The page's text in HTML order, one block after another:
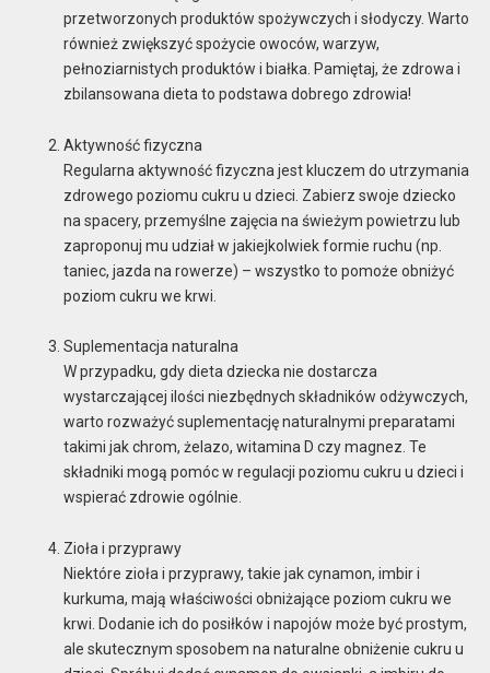
przetworzonych produktów spożywczych i słodyczy. Warto
również zwiększyć spożycie owoców, warzyw,
pełnoziarnistych produktów i białka. Pamiętaj, że zdrowa i
zbilansowana dieta to podstawa dobrego zdrowia!
Aktywność fizyczna
Regularna aktywność fizyczna jest kluczem do utrzymania
zdrowego poziomu cukru u dzieci. Zabierz swoje dziecko
na spacery, przemyślne zajęcia na świeżym powietrzu lub
zaproponuj mu udział w jakiejkolwiek formie ruchu (np.
taniec, jazda na rowerze) – wszystko to pomoże obniżyć
poziom cukru we krwi.
Suplementacja naturalna
W przypadku, gdy dieta dziecka nie dostarcza
wystarczającej ilości niezbędnych składników odżywczych,
warto rozważyć suplementację naturalnymi preparatami
takimi jak chrom, żelazo, witamina D czy magnez. Te
składniki mogą pomóc w regulacji poziomu cukru u dzieci i
wspierać zdrowie ogólnie.
Zioła i przyprawy
Niektóre zioła i przyprawy, takie jak cynamon, imbir i
kurkuma, mają właściwości obniżające poziom cukru we
krwi. Dodanie ich do posiłków i napojów może być prostym,
ale skutecznym sposobem na naturalne obniżenie cukru u